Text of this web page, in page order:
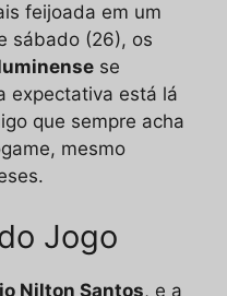
feijoada em um
sábado (26), os
se
expectativa está lá
que sempre acha
mesmo
Jogo
Nilton Santos, e a